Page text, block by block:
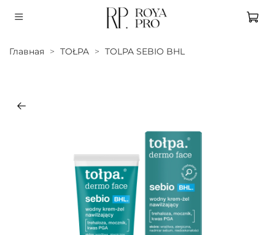
Главная TOŁPA TOLPA SEBIO BHL